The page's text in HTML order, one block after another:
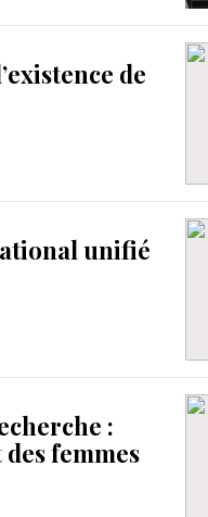
de
unifié
:
femmes